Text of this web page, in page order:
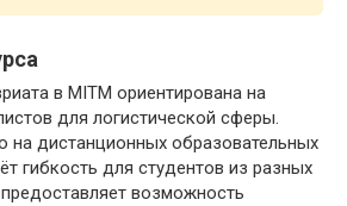
в MITM ориентирована на
для логистической сферы.
на дистанционных образовательных
гибкость для студентов из разных
возможность